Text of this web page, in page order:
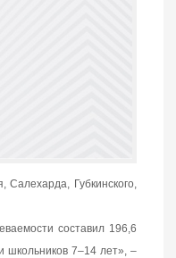
Губкинского,
составил 196,6
школьников 7–14 лет», –